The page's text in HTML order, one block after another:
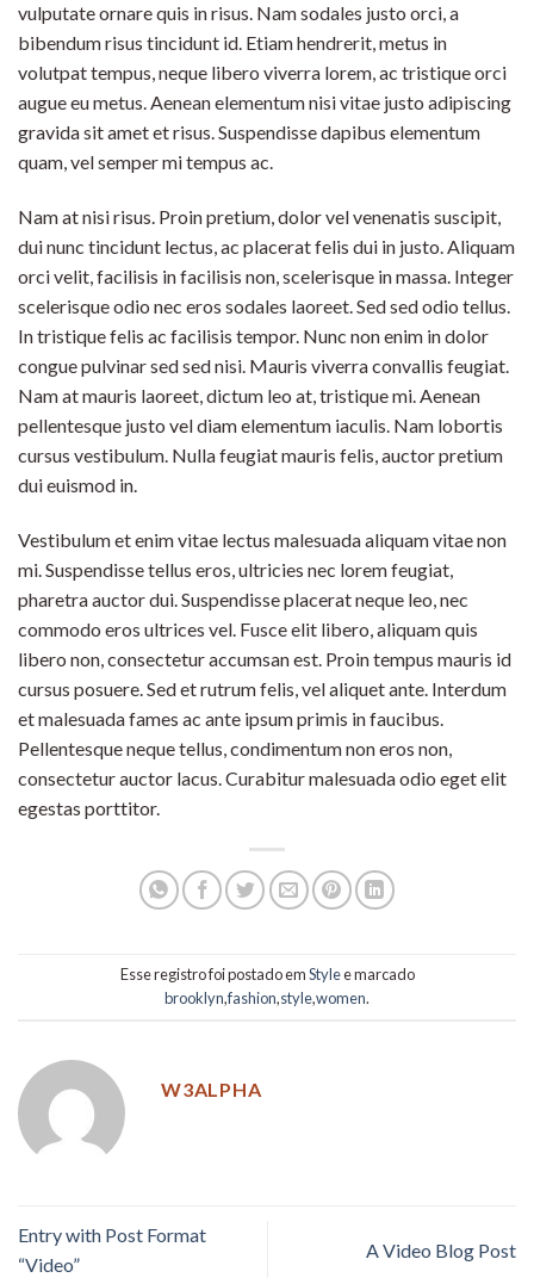
vulputate ornare quis in risus. Nam sodales justo orci, a
bibendum risus tincidunt id. Etiam hendrerit, metus in
volutpat tempus, neque libero viverra lorem, ac tristique orci
augue eu metus. Aenean elementum nisi vitae justo adipiscing
gravida sit amet et risus. Suspendisse dapibus elementum
quam, vel semper mi tempus ac.
Nam at nisi risus. Proin pretium, dolor vel venenatis suscipit,
dui nunc tincidunt lectus, ac placerat felis dui in justo. Aliquam
orci velit, facilisis in facilisis non, scelerisque in massa. Integer
scelerisque odio nec eros sodales laoreet. Sed sed odio tellus.
In tristique felis ac facilisis tempor. Nunc non enim in dolor
congue pulvinar sed sed nisi. Mauris viverra convallis feugiat.
Nam at mauris laoreet, dictum leo at, tristique mi. Aenean
pellentesque justo vel diam elementum iaculis. Nam lobortis
cursus vestibulum. Nulla feugiat mauris felis, auctor pretium
dui euismod in.
Vestibulum et enim vitae lectus malesuada aliquam vitae non
mi. Suspendisse tellus eros, ultricies nec lorem feugiat,
pharetra auctor dui. Suspendisse placerat neque leo, nec
commodo eros ultrices vel. Fusce elit libero, aliquam quis
libero non, consectetur accumsan est. Proin tempus mauris id
cursus posuere. Sed et rutrum felis, vel aliquet ante. Interdum
et malesuada fames ac ante ipsum primis in faucibus.
Pellentesque neque tellus, condimentum non eros non,
consectetur auctor lacus. Curabitur malesuada odio eget elit
egestas porttitor.
Esse registro foi postado emStylee marcado
brooklyn,fashion,style,women.
W3ALPHA
Entry with Post Format
“Video”
A Video Blog Post